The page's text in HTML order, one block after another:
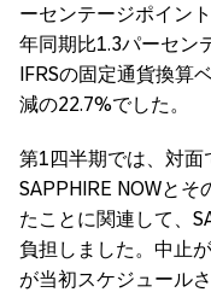
ーセンテージポイン
年同期比1.3パーセン
IFRSの固定通貨換算
減の22.7%でした。
第1四半期では、対
SAPPHIRE NOWと
たことに関連して、
負担しました。中止
が当初スケジュール